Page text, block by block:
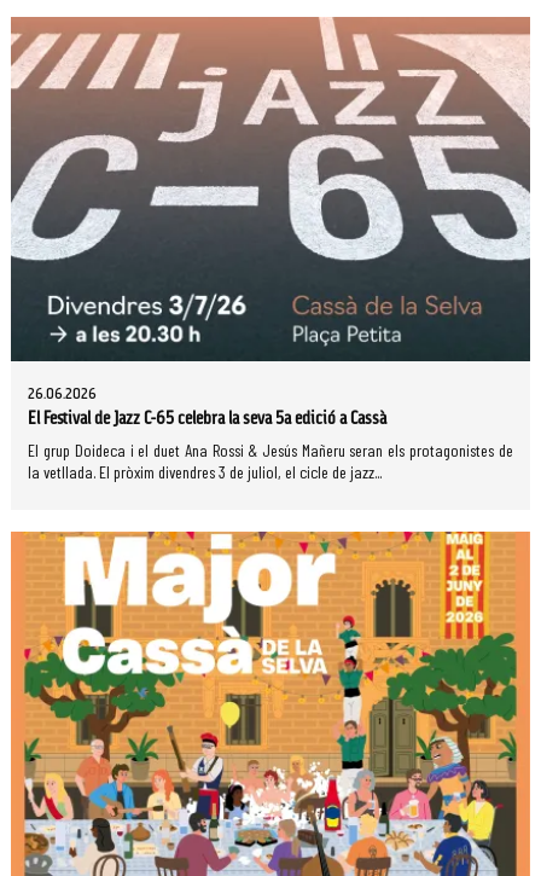
26.06.2026
El Festival de Jazz C-65 celebra la seva 5a edició a Cassà
El grup Doideca i el duet Ana Rossi & Jesús Mañeru seran els protagonistes de
la vetllada. El pròxim divendres 3 de juliol, el cicle de jazz...